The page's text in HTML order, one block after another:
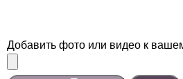
Добавить фото или видео к